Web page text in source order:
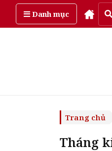
Danh mụcChủ Nhật,
Trang chủ
Tháng